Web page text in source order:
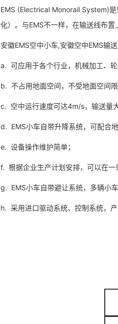
EMS (Electrical Monorail System)
化）。与EMS不一样，在输送线布置
安徽EMS空中小车,安徽空中EMS输
a. 可应用于各个行业，机械加工、
b. 不占用地面空间，不受地面空间
c. 空中运行速度可达4m/s，输送量
d. EMS小车自带升降系统，可配合
e. 设备操作维护简单；
f. 根据企业生产计划安排，可以在一
g. EMS小车自带避让系统，多辆小
h. 采用进口驱动系统、控制系统，